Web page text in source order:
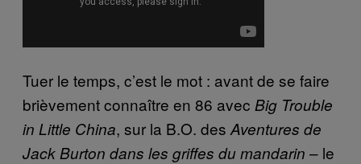
Tuer le temps, c’est le mot : avant de se faire
brièvement connaître en 86 avec Big Trouble
in Little China, sur la B.O. des Aventures de
Jack Burton dans les griffes du mandarin – le